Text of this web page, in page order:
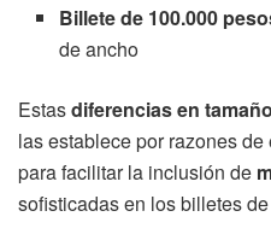
Billete de 100.000
de ancho
Estasdiferencias en tamaño
las establece por razones
para facilitar la inclusión de
sofisticadas en los billetes